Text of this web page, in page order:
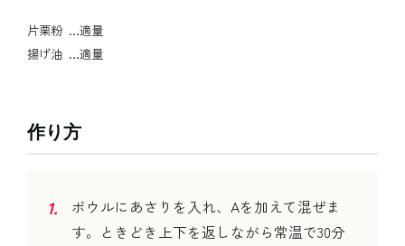
片栗粉 …適量
揚げ油 …適量
作り方
ボウルにあさりを入れ、Aを加えて混ぜま
す。ときどき上下を返しながら常温で30分